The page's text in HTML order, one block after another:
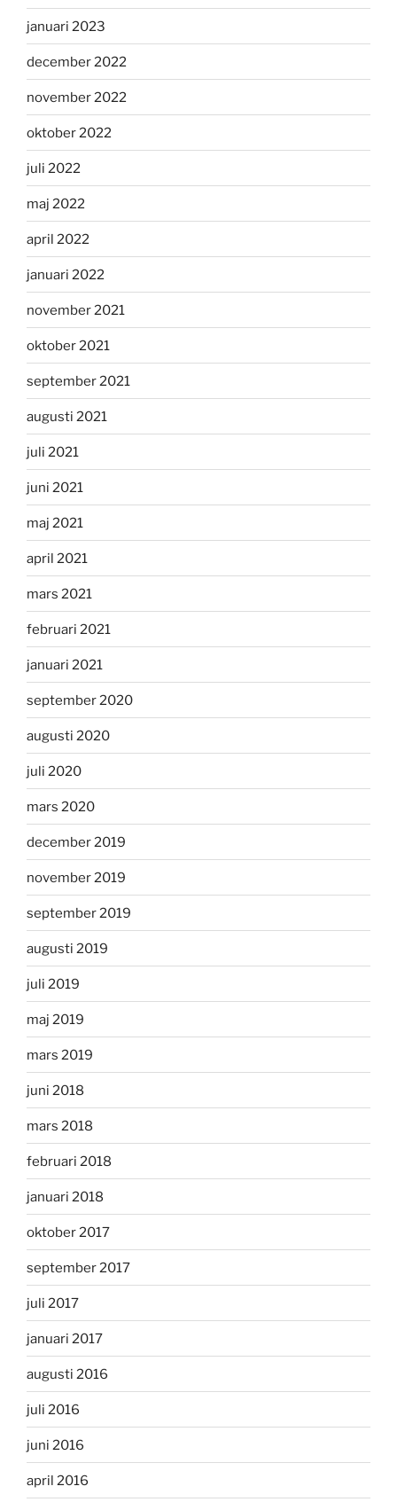
januari 2023
december 2022
november 2022
oktober 2022
juli 2022
maj 2022
april 2022
januari 2022
november 2021
oktober 2021
september 2021
augusti 2021
juli 2021
juni 2021
maj 2021
april 2021
mars 2021
februari 2021
januari 2021
september 2020
augusti 2020
juli 2020
mars 2020
december 2019
november 2019
september 2019
augusti 2019
juli 2019
maj 2019
mars 2019
juni 2018
mars 2018
februari 2018
januari 2018
oktober 2017
september 2017
juli 2017
januari 2017
augusti 2016
juli 2016
juni 2016
april 2016